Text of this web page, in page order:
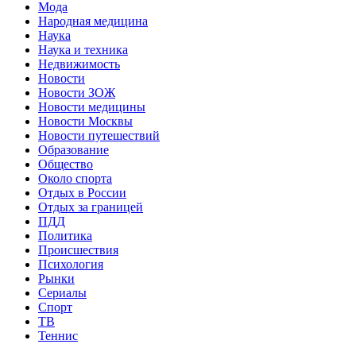
Мода
Народная медицина
Наука
Наука и техника
Недвижимость
Новости
Новости ЗОЖ
Новости медицины
Новости Москвы
Новости путешествий
Образование
Общество
Около спорта
Отдых в России
Отдых за границей
ПДД
Политика
Происшествия
Психология
Рынки
Сериалы
Спорт
ТВ
Теннис